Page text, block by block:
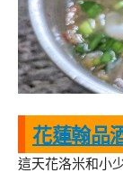
花蓮翰品
這天花洛米和小